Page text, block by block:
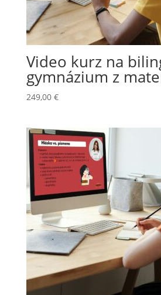
Video kurz na
gymnázium z
249,00 €